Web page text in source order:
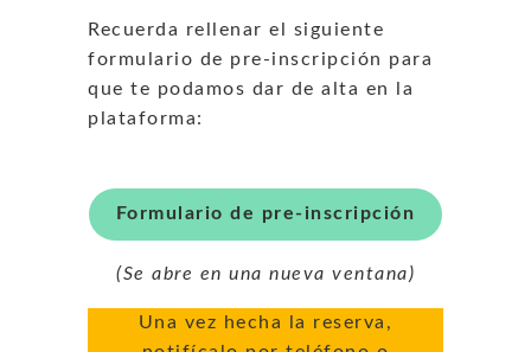
Recuerda rellenar el siguiente
formulario de pre-inscripción para
que te podamos dar de alta en la
plataforma:
Formulario de pre-inscripción
(Se abre en una nueva ventana)
Una vez hecha la reserva,